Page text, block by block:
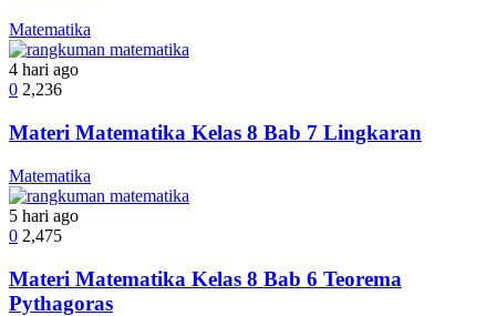
Matematika
4 hari ago
0 2,236
Materi Matematika Kelas 8 Bab 7 Lingkaran
Matematika
5 hari ago
0 2,475
Materi Matematika Kelas 8 Bab 6 Teorema
Pythagoras